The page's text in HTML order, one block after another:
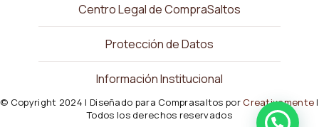
Centro Legal de CompraSaltos
Protección de Datos
Información Institucional
© Copyright 2024 | Diseñado para Comprasaltos por Creativamente |
Todos los derechos reservados